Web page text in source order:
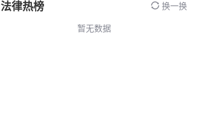
法律热榜 换一换
暂无数据